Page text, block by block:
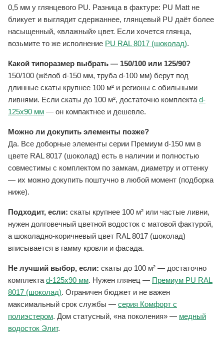
0,5 мм у глянцевого PU. Разница в фактуре: PU Matt не
бликует и выглядит сдержаннее, глянцевый PU даёт более
насыщенный, «влажный» цвет. Если хочется глянца,
возьмите то же исполнение PU RAL 8017 (шоколад).
Какой типоразмер выбрать — 150/100 или 125/90?
150/100 (жёлоб d-150 мм, труба d-100 мм) берут под
длинные скаты крупнее 100 м² и регионы с обильными
ливнями. Если скаты до 100 м², достаточно комплекта d-
125x90 мм — он компактнее и дешевле.
Можно ли докупить элементы позже?
Да. Все доборные элементы серии Премиум d-150 мм в
цвете RAL 8017 (шоколад) есть в наличии и полностью
совместимы с комплектом по замкам, диаметру и оттенку
— их можно докупить поштучно в любой момент (подборка
ниже).
Подходит, если: скаты крупнее 100 м² или частые ливни,
нужен долговечный цветной водосток с матовой фактурой,
а шоколадно-коричневый цвет RAL 8017 (шоколад)
вписывается в гамму кровли и фасада.
Не лучший выбор, если: скаты до 100 м² — достаточно
комплекта d-125x90 мм. Нужен глянец — Премиум PU RAL
8017 (шоколад). Ограничен бюджет и не важен
максимальный срок службы — серия Комфорт с
полиэстером. Дом статусный, «на поколения» — медный
водосток Элит.